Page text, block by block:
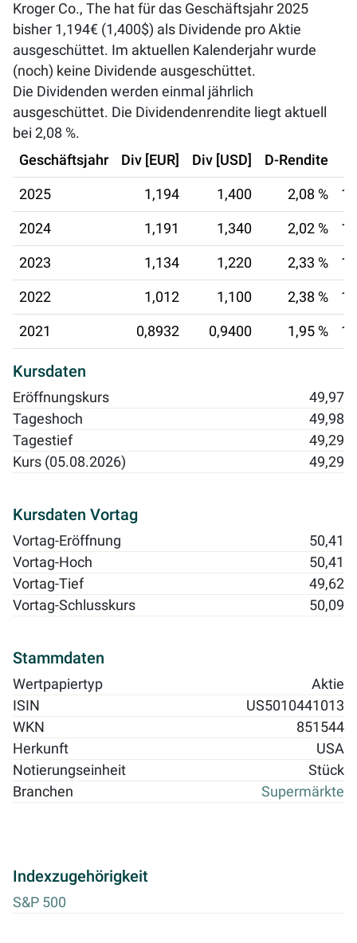
Kroger Co., The hat für das Geschäftsjahr 2025
bisher 1,194€ (1,400$) als Dividende pro Aktie
ausgeschüttet. Im aktuellen Kalenderjahr wurde
(noch) keine Dividende ausgeschüttet.
Die Dividenden werden einmal jährlich
ausgeschüttet. Die Dividendenrendite liegt aktuell
bei 2,08 %.
Geschäftsjahr
Div [EUR] Div [USD] D-Rendite
2025 1,194 1,400 2,08 %
2024 1,191 1,340 2,02 %
2023 1,134 1,220 2,33 %
2022 1,012 1,100 2,38 %
2021 0,8932 0,9400 1,95 %
Kursdaten
Eröffnungskurs
49,97
Tageshoch
49,98
Tagestief
49,29
Kurs (05.08.2026)
49,29
Kursdaten Vortag
Vortag-Eröffnung
50,41
Vortag-Hoch
50,41
Vortag-Tief
49,62
Vortag-Schlusskurs
50,09
Stammdaten
Wertpapiertyp
Aktie
ISIN
US5010441013
WKN
851544
Herkunft
USA
Notierungseinheit
Stück
Branchen
Supermärkte
Indexzugehörigkeit
S&P 500